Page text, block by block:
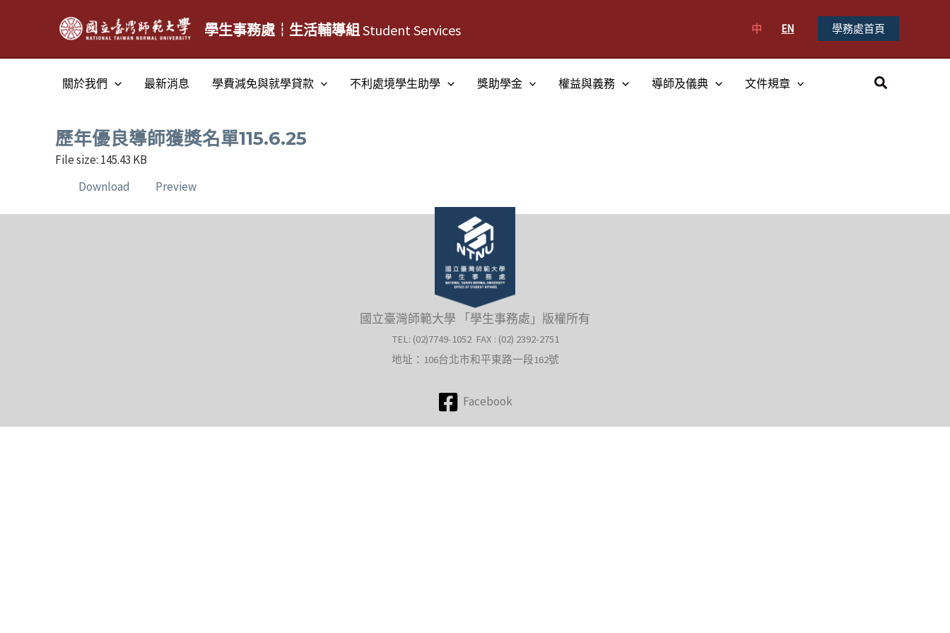
學生事務處┆生活輔導組Student Services 中 EN 學務處首頁
關於我們 最新消息 學費減免與就學貸款 不利處境學生助學 獎助學金 權益與義務 導師及儀典 文件規章
搜
歷年優良導師獲獎名單115.6.25
File size: 145.43 KB
Download
Preview
國立臺灣師範大學 「學生事務處」版權所有
TEL: (02)7749-1052 FAX : (02) 2392-2751
地址：106台北市和平東路一段162號
Facebook